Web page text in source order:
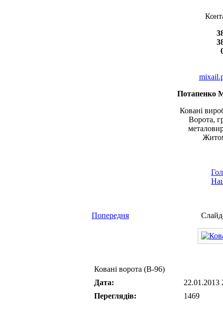
Потапенко
Ковані
Ворота,
Попередня
Ковані ворота (В-96)
Дата:
22.01.2013
Переглядів:
1469